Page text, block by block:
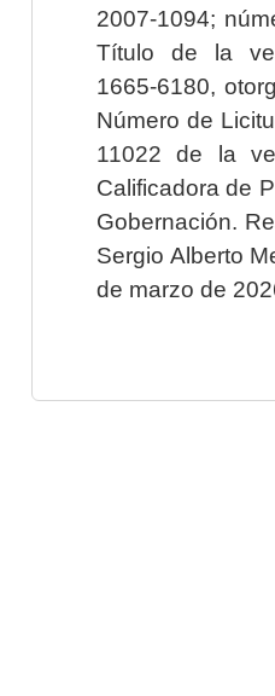
2007-1094;
Título de la
1665-6180,
Número de
11022 de la
Calificadora de
Gobernación.
Sergio Alberto
de marzo de